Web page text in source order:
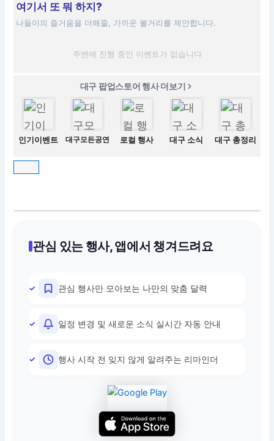
여기서 또 뭐 하지?
나들이의 즐거움을 더해줄, 가까운 볼거리를 제안합니다.
주변에 진행 중인 이벤트가 없습니다
대구 팝업스토어 행사 더보기
인기이벤트 대구모든공연 로컬 행사 대구 소식 대구 총정리
관심 있는 행사, 앱에서 챙겨드려요
관심 행사만 모아보는 나만의 맞춤 달력
일정 변경 및 새로운 소식 실시간 자동 안내
행사 시작 전 잊지 않게 알려주는 리마인더